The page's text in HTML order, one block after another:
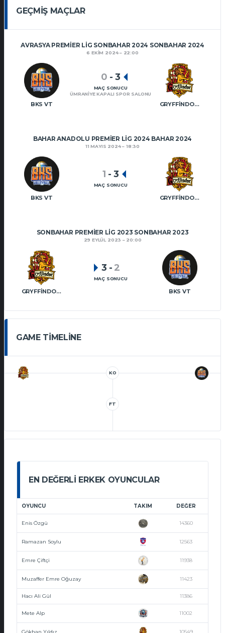
GEÇMIŞ MAÇLAR
AVRASYA PREMIER LIG SONBAHAR 2024 SONBAHAR 2024
6 EKIM 2024 22:00
BKS VT GRYFFINDOR VT
0 - 3
MAÇ SONUCU
ÜMRANIYE KAPALI SPOR SALONU
BAHAR ANADOLU PREMIER LIG 2024 BAHAR 2024
11 MAYIS 2024 18:30
BKS VT GRYFFINDOR VT
1 - 3
MAÇ SONUCU
SONBAHAR PREMIER LIG 2023 SONBAHAR 2023
29 EYLÜL 2023 20:00
GRYFFINDOR VT BKS VT
3 - 2
MAÇ SONUCU
GAME TIMELINE
KO
FT
EN DEĞERLI ERKEK OYUNCULAR
OYUNCU TAKIM DEĞER
Enis Özgü 14360
Ramazan Soylu 12563
Emre Çiftçi 11938
Muzaffer Emre Oğuzay 11423
Hacı Ali Gül 11386
Mete Alp 11002
Gökhan Yıldız 10549